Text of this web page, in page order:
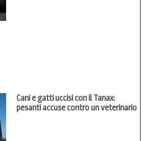
Cani e gatti uccisi con il Tanax:
pesanti accuse contro un veterinario